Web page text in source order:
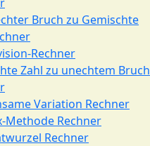
Bruch zu Gemischte
Rechner
Zahl zu unechtem Bruch
Variation Rechner
Methode Rechner
Rechner